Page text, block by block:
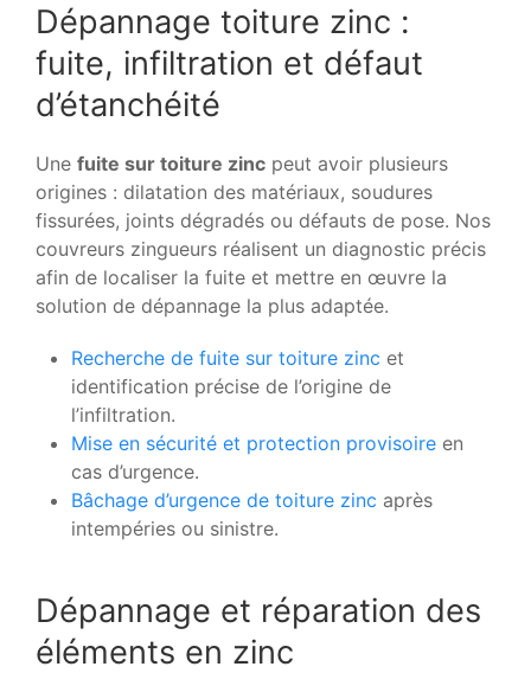
Dépannage toiture zinc :
fuite, infiltration et défaut
d’étanchéité
Une fuite sur toiture zinc peut avoir plusieurs
origines : dilatation des matériaux, soudures
fissurées, joints dégradés ou défauts de pose. Nos
couvreurs zingueurs réalisent un diagnostic précis
afin de localiser la fuite et mettre en œuvre la
solution de dépannage la plus adaptée.
Recherche de fuite sur toiture zinc et
identification précise de l’origine de
l’infiltration.
Mise en sécurité et protection provisoire en
cas d’urgence.
Bâchage d’urgence de toiture zinc après
intempéries ou sinistre.
Dépannage et réparation des
éléments en zinc